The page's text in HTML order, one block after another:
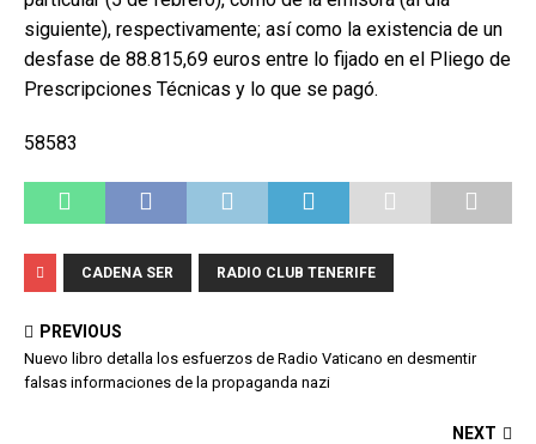
siguiente), respectivamente; así como la existencia de un
desfase de 88.815,69 euros entre lo fijado en el Pliego de
Prescripciones Técnicas y lo que se pagó.
58583
CADENA SER RADIO CLUB TENERIFE
PREVIOUS
Nuevo libro detalla los esfuerzos de Radio Vaticano en desmentir
falsas informaciones de la propaganda nazi
NEXT